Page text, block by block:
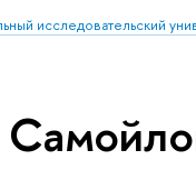
исследовательский